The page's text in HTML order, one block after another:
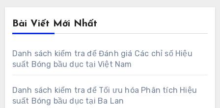
Bài Viết Mới Nhất
Danh sách kiểm tra để Đánh giá Các chỉ số Hiệu
suất Bóng bầu dục tại Việt Nam
Danh sách kiểm tra để Tối ưu hóa Phân tích Hiệu
suất Bóng bầu dục tại Ba Lan